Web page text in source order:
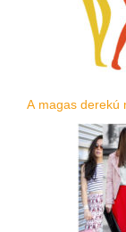
A magas derekú